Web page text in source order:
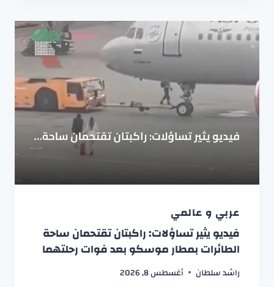
عربي و عالمي
فيديو يثير تساؤلات: راكبتان تقتحمان ساحة
الطائرات بمطار موسكو بعد فوات رحلتهما
راشد سلطان أغسطس 8, 2026